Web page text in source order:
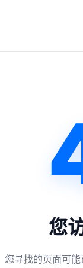
您
您寻找的页面可